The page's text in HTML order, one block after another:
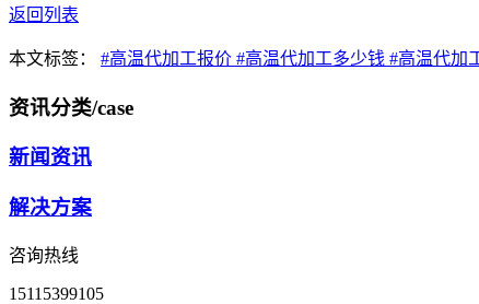
返回列表
本文标签： #高温代加工报价 #高温代加工多少钱 #高温代加
资讯分类/case
新闻资讯
解决方案
咨询热线
15115399105